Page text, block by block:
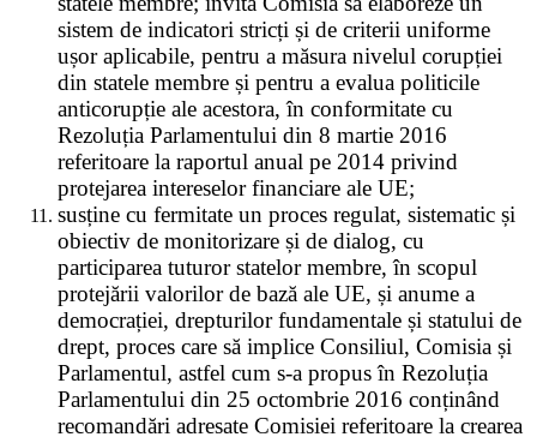
sistem de indicatori stricți și de criterii uniforme
ușor aplicabile, pentru a măsura nivelul corupției
din statele membre și pentru a evalua politicile
anticorupție ale acestora, în conformitate cu
Rezoluția Parlamentului din 8 martie 2016
referitoare la raportul anual pe 2014 privind
protejarea intereselor financiare ale UE;
susține cu fermitate un proces regulat, sistematic și
obiectiv de monitorizare și de dialog, cu
participarea tuturor statelor membre, în scopul
protejării valorilor de bază ale UE, și anume a
democrației, drepturilor fundamentale și statului de
drept, proces care să implice Consiliul, Comisia și
Parlamentul, astfel cum s-a propus în Rezoluția
Parlamentului din 25 octombrie 2016 conținând
recomandări adresate Comisiei referitoare la crearea